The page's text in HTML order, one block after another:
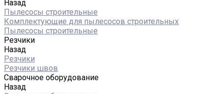
Назад
Пылесосы строительные
Комплектующие для пылесосов строительных
Пылесосы строительные
Резчики
Назад
Резчики
Резчики швов
Сварочное оборудование
Назад